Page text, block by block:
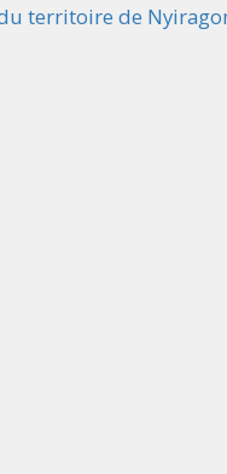
territoire de